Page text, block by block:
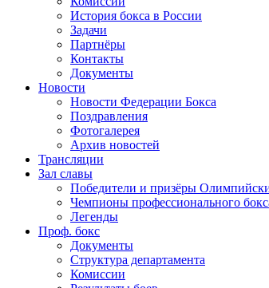
История бокса в России
Задачи
Партнёры
Контакты
Документы
Новости
Новости Федерации Бокса
Поздравления
Фотогалерея
Архив новостей
Трансляции
Зал славы
Победители и призёры
Чемпионы профессионального
Легенды
Проф. бокс
Документы
Структура департамента
Комиссии